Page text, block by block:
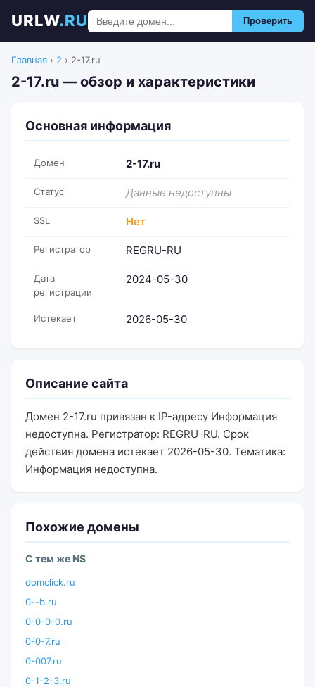
URLW.RU Проверить
Главная › 2 › 2-17.ru
2-17.ru — обзор и характеристики
Основная информация
Домен 2-17.ru
Статус Данные недоступны
SSL Нет
Регистратор REGRU-RU
Дата
регистрации
2024-05-30
Истекает 2026-05-30
Описание сайта
Домен 2-17.ru привязан к IP-адресу Информация
недоступна. Регистратор: REGRU-RU. Срок
действия домена истекает 2026-05-30. Тематика:
Информация недоступна.
Похожие домены
С тем же NS
domclick.ru
0--b.ru
0-0-0-0.ru
0-0-7.ru
0-007.ru
0-1-2-3.ru